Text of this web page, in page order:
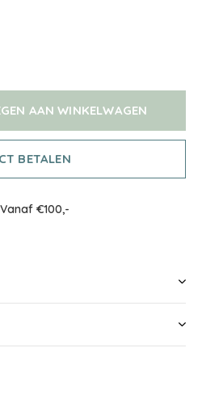
AAN WINKELWAGEN
BETALEN
Vanaf €100,-